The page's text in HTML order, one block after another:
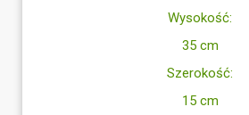
Wysokość:
35 cm
Szerokość:
15 cm